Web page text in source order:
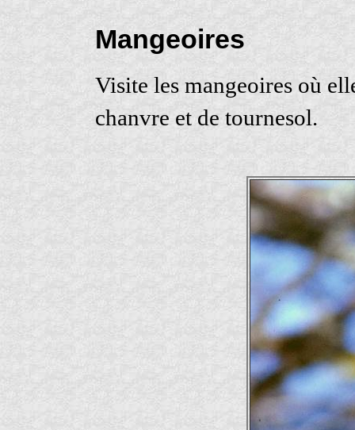
Mangeoires
Visite les mangeoires où
chanvre et de tournesol.